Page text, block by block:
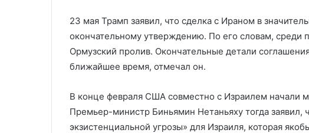
23 мая Трамп заявил, что сделка с Ираном в
окончательному утверждению. По его словам, среди
Ормузский пролив. Окончательные детали
ближайшее время, отмечал он.
В конце февраля США совместно с Израилем начали
Премьер-министр Биньямин Нетаньяху тогда заявил,
экзистенциальной угрозы» для Израиля, которая